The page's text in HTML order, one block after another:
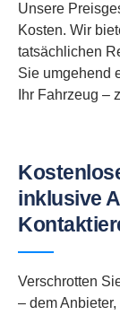
Unsere
Kosten. Wir
tatsächlichen
Sie umgehend
Ihr Fahrzeug –
inklusive
Verschrotten
– dem